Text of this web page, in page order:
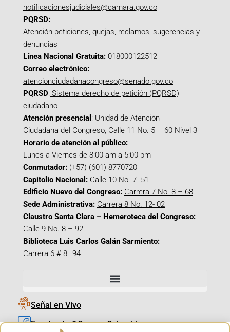
notificacionesjudiciales@camara.gov.co
PQRSD:
Atención peticiones, quejas, reclamos, sugerencias y
denuncias
Línea Nacional Gratuita: 018000122512
Correo electrónico:
atencionciudadanacongreso@senado.gov.co
PQRSD: Sistema derecho de petición (PQRSD)
ciudadano
Atención presencial : Unidad de Atención
Ciudadana del Congreso, Calle 11 No. 5 – 60 Nivel 3
Horario de atención al público:
Lunes a Viernes de 8:00 am a 5:00 pm
Conmutador: (+57) (601) 8770720
Capitolio Nacional: Calle 10 No. 7- 51
Edificio Nuevo del Congreso: Carrera 7 No. 8 – 68
Sede Administrativa: Carrera 8 No. 12- 02
Claustro Santa Clara – Hemeroteca del Congreso:
Calle 9 No. 8 – 92
Biblioteca Luis Carlos Galán Sarmiento:
Carrera 6 # 8–94
Señal en Vivo
Facebook_@CamaraColombia